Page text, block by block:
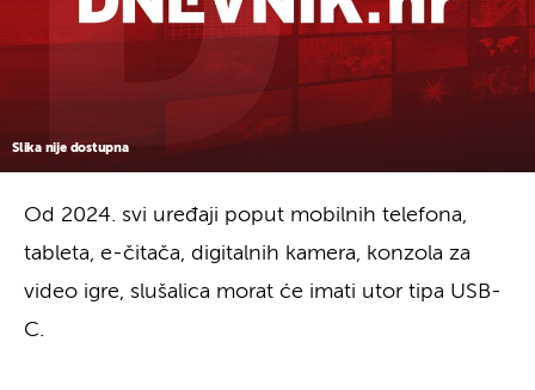
Slika nije dostupna
Od 2024. svi uređaji poput mobilnih telefona,
tableta, e-čitača, digitalnih kamera, konzola za
video igre, slušalica morat će imati utor tipa USB-
C.